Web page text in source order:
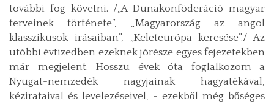
további fog követni. /„A Dunakonföderáció magyar
terveinek története”, „Magyarország az angol
klasszikusok irásaiban”, „Keleteurópa keresése”./ Az
utóbbi évtizedben ezeknek jórésze egyes fejezetekben
már megjelent. Hosszu évek óta foglalkozom a
Nyugat-nemzedék nagyjainak hagyatékával,
kézirataival és levelezéseivel, - ezekből még bőséges